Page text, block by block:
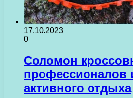
17.10.2023
0
Соломон
профессионалов
активного отдыха